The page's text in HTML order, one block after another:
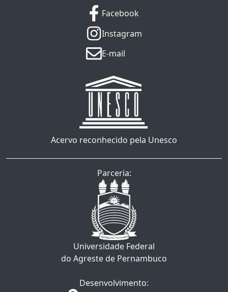
Facebook
Instagram
E-mail
Acervo reconhecido pela Unesco
Parceria:
Universidade Federal
do Agreste de Pernambuco
Desenvolvimento: